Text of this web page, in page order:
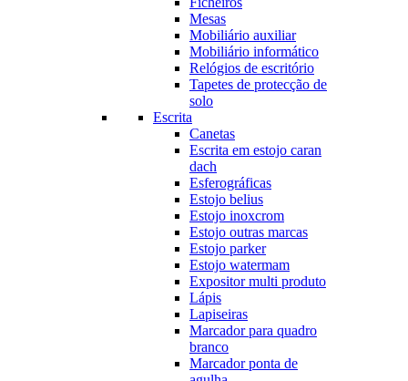
Mesas
Mobiliário auxiliar
Mobiliário informático
Relógios de escritório
Tapetes de protecção de
solo
Escrita
Canetas
Escrita em estojo caran
dach
Esferográficas
Estojo belius
Estojo inoxcrom
Estojo outras marcas
Estojo parker
Estojo watermam
Expositor multi produto
Lápis
Lapiseiras
Marcador para quadro
branco
Marcador ponta de